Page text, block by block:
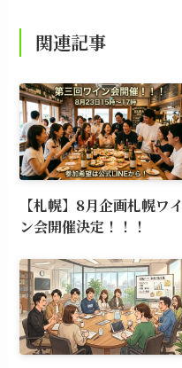
関連記事
【札幌】8月企画札幌ワイ
ン会開催決定！！！